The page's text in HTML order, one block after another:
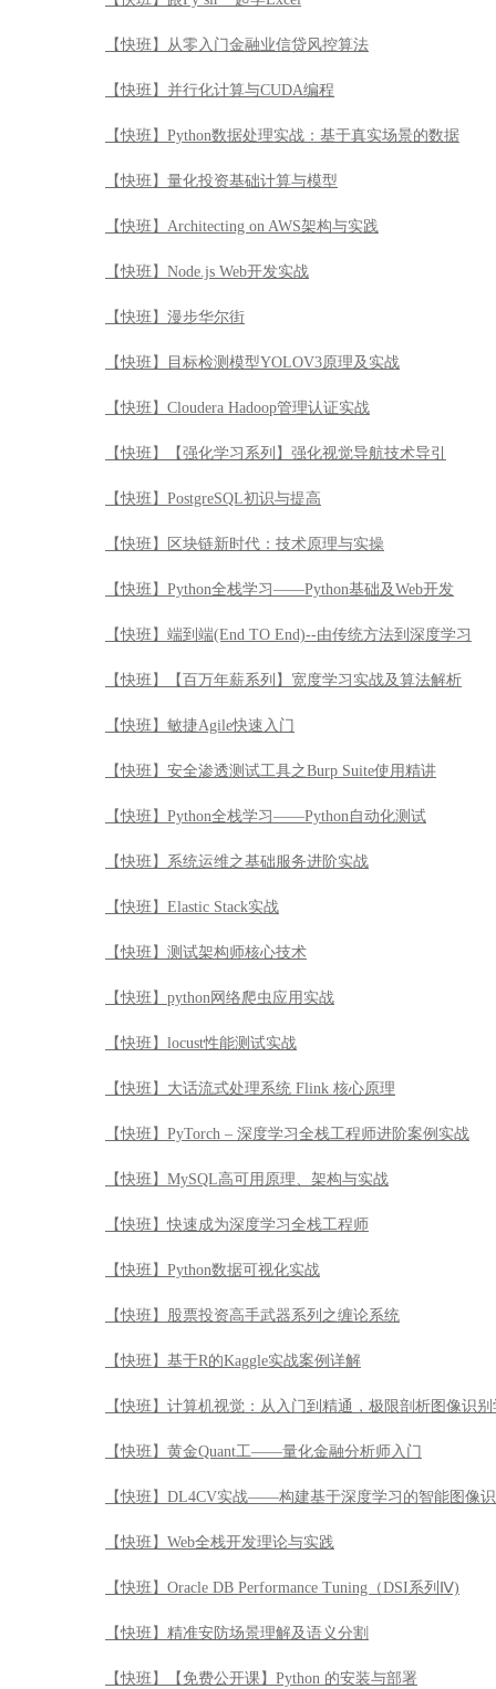
【快班】从零入门金融业信贷风控算法
【快班】并行化计算与CUDA编程
【快班】Python数据处理实战：基于真实场景的数据
【快班】量化投资基础计算与模型
【快班】Architecting on AWS架构与实践
【快班】Node.js Web开发实战
【快班】漫步华尔街
【快班】目标检测模型YOLOV3原理及实战
【快班】Cloudera Hadoop管理认证实战
【快班】【强化学习系列】强化视觉导航技术导引
【快班】PostgreSQL初识与提高
【快班】区块链新时代：技术原理与实操
【快班】Python全栈学习——Python基础及Web开发
【快班】端到端(End TO End)--由传统方法到深度学习
【快班】【百万年薪系列】宽度学习实战及算法解析
【快班】敏捷Agile快速入门
【快班】安全渗透测试工具之Burp Suite使用精讲
【快班】Python全栈学习——Python自动化测试
【快班】系统运维之基础服务进阶实战
【快班】Elastic Stack实战
【快班】测试架构师核心技术
【快班】python网络爬虫应用实战
【快班】locust性能测试实战
【快班】大话流式处理系统 Flink 核心原理
【快班】PyTorch – 深度学习全栈工程师进阶案例实战
【快班】MySQL高可用原理、架构与实战
【快班】快速成为深度学习全栈工程师
【快班】Python数据可视化实战
【快班】股票投资高手武器系列之缠论系统
【快班】基于R的Kaggle实战案例详解
【快班】计算机视觉：从入门到精通，极限剖析图像识
【快班】黄金Quant工——量化金融分析师入门
【快班】DL4CV实战——构建基于深度学习的智能图像
【快班】Web全栈开发理论与实践
【快班】Oracle DB Performance Tuning（DSI系列Ⅳ)
【快班】精准安防场景理解及语义分割
【快班】【免费公开课】Python 的安装与部署